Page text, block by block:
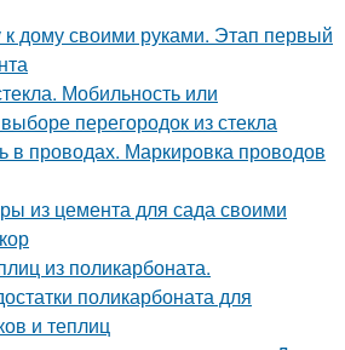
дому своими руками. Этап первый
Мобильность или
перегородок из стекла
в проводах. Маркировка проводов
из цемента для сада своими
из поликарбоната.
поликарбоната для
и теплиц